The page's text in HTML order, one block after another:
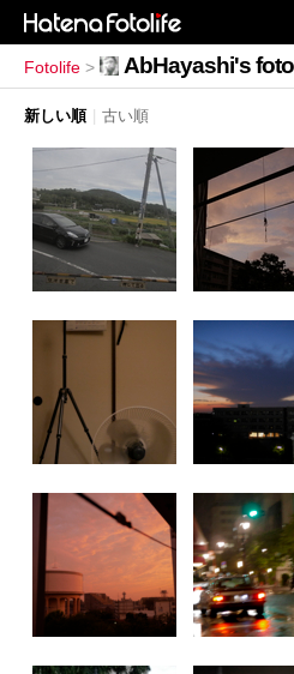
Fotolife > AbHayashi's
新しい順 古い順